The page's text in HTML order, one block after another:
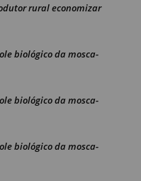
rural economizar
biológico da mosca-
biológico da mosca-
biológico da mosca-